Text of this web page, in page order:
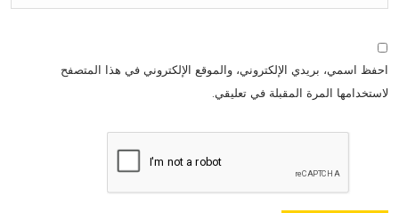
احفظ اسمي، بريدي الإلكتروني، والموقع الإلكتروني في هذا المتصفح
لاستخدامها المرة المقبلة في تعليقي.